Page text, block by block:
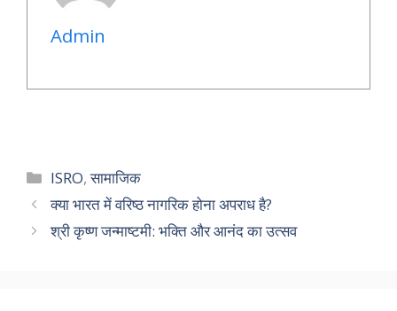
Admin
Categories
ISRO,सामाजिक
क्या भारत में वरिष्ठ नागरिक होना अपराध है?
श्री कृष्ण जन्माष्टमी: भक्ति और आनंद का उत्सव